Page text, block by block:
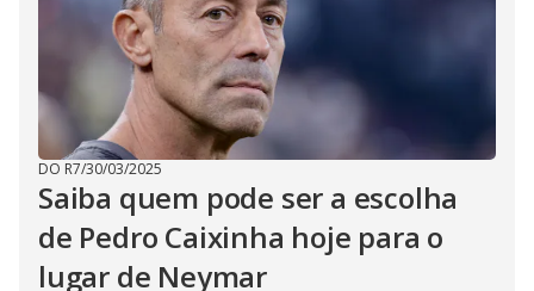
DO R7/30/03/2025
Saiba quem pode ser a escolha
de Pedro Caixinha hoje para o
lugar de Neymar